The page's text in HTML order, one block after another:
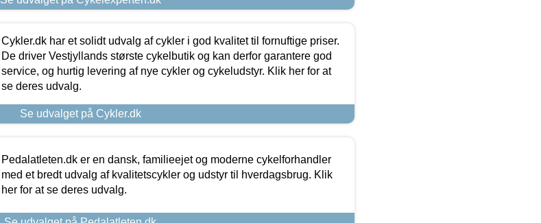
Cykler.dk har et solidt udvalg af cykler i god kvalitet til fornuftige priser.
De driver Vestjyllands største cykelbutik og kan derfor garantere god
service, og hurtig levering af nye cykler og cykeludstyr. Klik her for at
se deres udvalg.
Se udvalget på Cykler.dk
Pedalatleten.dk er en dansk, familieejet og moderne cykelforhandler
med et bredt udvalg af kvalitetscykler og udstyr til hverdagsbrug. Klik
her for at se deres udvalg.